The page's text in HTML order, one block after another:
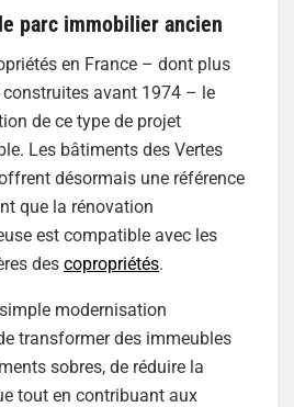
parc immobilier ancien
en France – dont plus
avant 1974 – le
de ce type de projet
Les bâtiments des Vertes
désormais une référence
que la rénovation
est compatible avec les
des copropriétés.
modernisation
transformer des immeubles
sobres, de réduire la
tout en contribuant aux